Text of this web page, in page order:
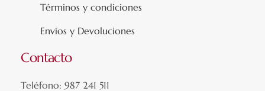
Términos y condiciones
Envíos y Devoluciones
Contacto
Teléfono: 987 241 511